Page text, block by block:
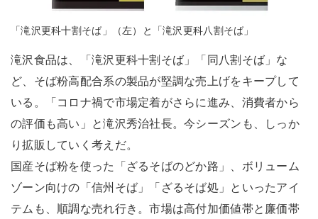
「滝沢更科十割そば」（左）と「滝沢更科八割そば」
滝沢食品は、「滝沢更科十割そば」「同八割そば」な
ど、そば粉高配合系の製品が堅調な売上げをキープして
いる。「コロナ禍で市場定着がさらに進み、消費者から
の評価も高い」と滝沢秀治社長。今シーズンも、しっか
り拡販していく考えだ。
国産そば粉を使った「ざるそばのどか路」、ボリューム
ゾーン向けの「信州そば」「ざるそば処」といったアイ
テムも、順調な売れ行き。市場は高付加価値帯と廉価帯